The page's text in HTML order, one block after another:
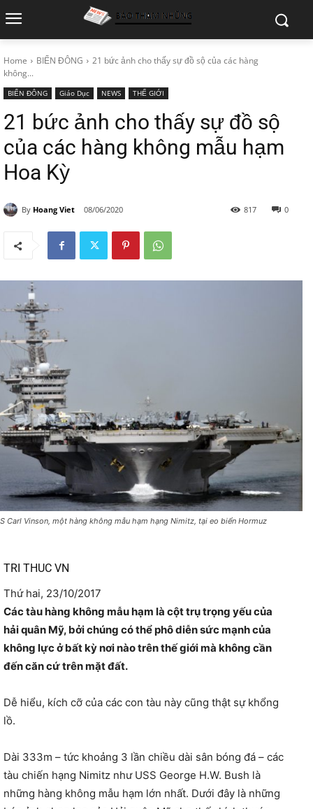
Home BIỂN ĐÔNG
21 bức ảnh cho thấy sự đồ sộ của các hàng
không...
BIỂN ĐÔNG Giáo Dục NEWS THẾ GIỚI
21 bức ảnh cho thấy sự đồ sộ
của các hàng không mẫu hạm
Hoa Kỳ
By Hoang Viet 08/06/2020 0
817
Carl Vinson, một hàng không mẫu hạm hạng Nimitz, tại eo biển Hormuz
TRI THUC VN
Thứ hai, 23/10/2017
Các tàu hàng không mẫu hạm là cột trụ trọng yếu của
hải quân Mỹ, bởi chúng có thể phô diễn sức mạnh của
không lực ở bất kỳ nơi nào trên thế giới mà không cần
đến căn cứ trên mặt đất.
Dễ hiểu, kích cỡ của các con tàu này cũng thật sự khổng
lồ.
Dài 333m – tức khoảng 3 lần chiều dài sân bóng đá – các
tàu chiến hạng Nimitz như USS George H.W. Bush là
những hàng không mẫu hạm lớn nhất. Dưới đây là những